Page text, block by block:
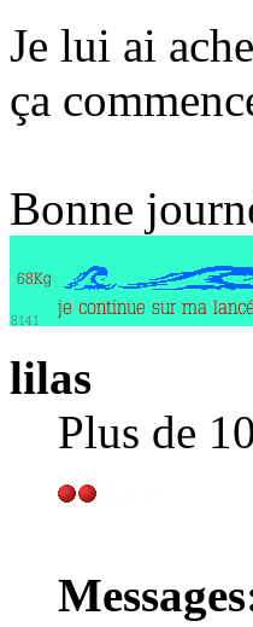
Je lui ai
ça
Bonne
lilas
Plus de